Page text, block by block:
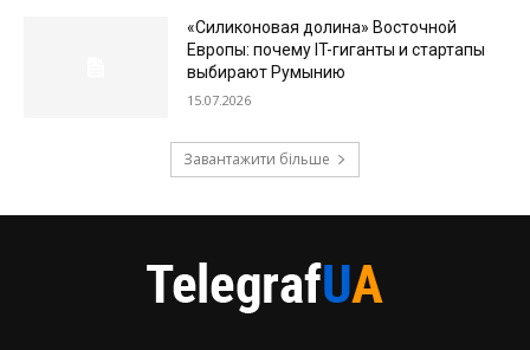
«Силиконовая долина» Восточной
Европы: почему IT-гиганты и стартапы
выбирают Румынию
15.07.2026
Завантажити більше